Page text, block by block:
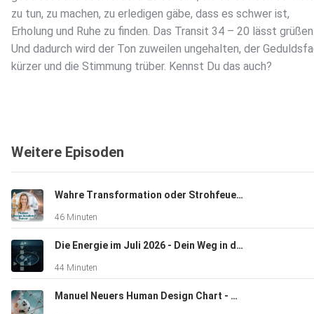
zu tun, zu machen, zu erledigen gäbe, dass es schwer ist,
Erholung und Ruhe zu finden. Das Transit 34 – 20 lässt grüßen.
Und dadurch wird der Ton zuweilen ungehalten, der
kürzer und die Stimmung trüber. Kennst Du das auch?
melancholische Qualität haben können, besonders jetzt, in
ziehen dürfen über unser Jahr, alles was wir erreicht und
vielleicht auch nicht erreicht, gewonnen und verloren haben.
Gerne möchte ich Dich einladen, die heutige Podcastfolge als
auszusteigen, still zu werden und friedlich Verbindung mit Dir
Weitere Episoden
Wahre Transformation oder Strohfeuer? Neue Mondknoten - jetzt werden die Weichen neu gestellt
46 Minuten
Die Energie im Juli 2026 - Dein Weg in die Klarheit
44 Minuten
Manuel Neuers Human Design Chart - Was hinter seiner 'Aura' steckt